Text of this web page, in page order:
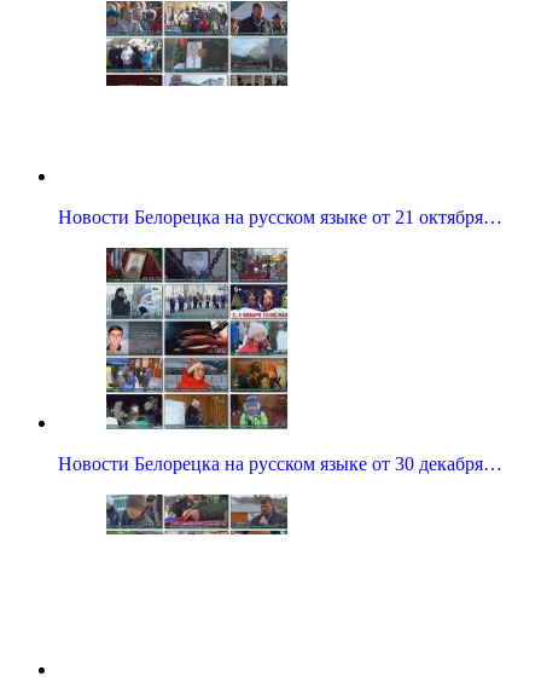
Новости Белорецка на русском языке от 21 октября…
Новости Белорецка на русском языке от 30 декабря…